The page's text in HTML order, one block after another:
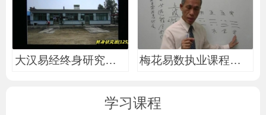
大汉易经终身研究班第 梅花易数执业课程第18
学习课程